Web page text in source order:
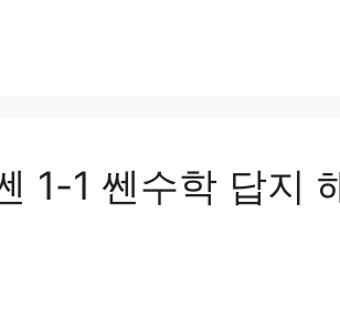
1-1 쎈수학 답지